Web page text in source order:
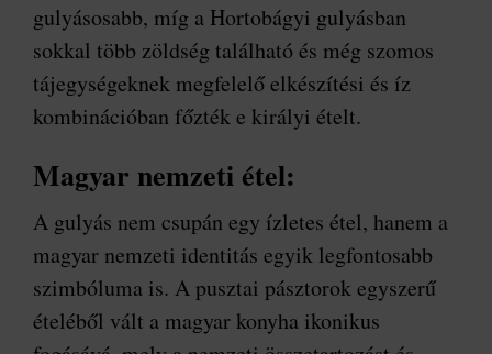
gulyásosabb, míg a Hortobágyi gulyásban
sokkal több zöldség található és még szomos
tájegységeknek megfelelő elkészítési és íz
kombinációban főzték e királyi ételt.
Magyar nemzeti étel:
A gulyás nem csupán egy ízletes étel, hanem a
magyar nemzeti identitás egyik legfontosabb
szimbóluma is. A pusztai pásztorok egyszerű
ételéből vált a magyar konyha ikonikus